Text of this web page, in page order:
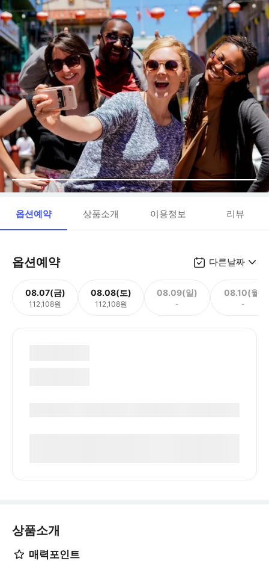
옵션예약 상품소개 이용정보 리뷰
옵션예약 다른날짜
08.07(금)
112,108원
08.08(토)
112,108원
08.09(일)
-
08.10(월)
-
상품소개
매력포인트